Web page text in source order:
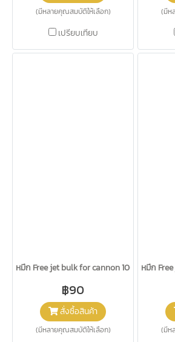
(มีหลายคุณสมบัติให้เลือก)
เปรียบเทียบ
(มีห
หมึก Free jet bulk for cannon 100 ml
฿90
สั่งซื้อสินค้า
(มีหลายคุณสมบัติให้เลือก)
หมึก
(มีห